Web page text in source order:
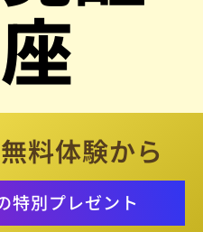
料体験から
特別プレゼント